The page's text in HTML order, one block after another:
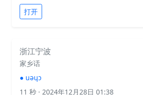
打开
浙江宁波
家乡话
● uəɥɔ
11 秒 · 2024年12月28日 01:38